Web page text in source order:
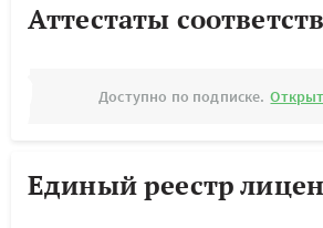
Аттестаты
Доступно по подписке.
Единый реестр